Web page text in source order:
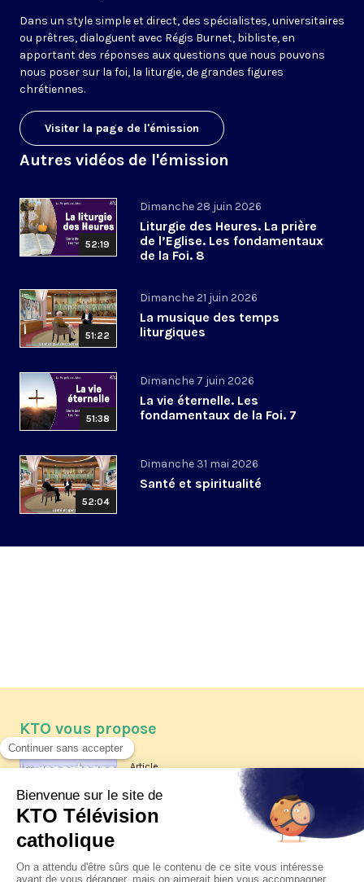
Dans un style simple et direct, des spécialistes, universitaires
ou prêtres, dialoguent avec Régis Burnet, bibliste, en
apportant des réponses aux questions que nous pouvons
nous poser sur la foi, la liturgie, de grandes figures
chrétiennes.
Visiter la page de l'émission
Autres vidéos de l'émission
52:19
Dimanche 28 juin 2026
Liturgie des Heures. La prière
de l’Eglise. Les fondamentaux
de la Foi. 8
51:22
Dimanche 21 juin 2026
La musique des temps
liturgiques
51:38
Dimanche 7 juin 2026
La vie éternelle. Les
fondamentaux de la Foi. 7
52:04
Dimanche 31 mai 2026
Santé et spiritualité
KTO vous propose
Article
Les reportages d'été 2026 de KTO
La visite pastorale du pape Léon
XIV à Assise à suivre sur KTO le